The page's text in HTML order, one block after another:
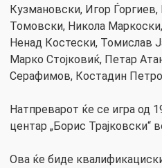
Кузмановски, Игор
Томовски, Никола
Ненад Костески, Томислав
Марко Стојковиќ, Петар
Серафимов, Костадин
Натпреварот ќе се игра од
центар „Борис Трајковски“
Ова ќе биде